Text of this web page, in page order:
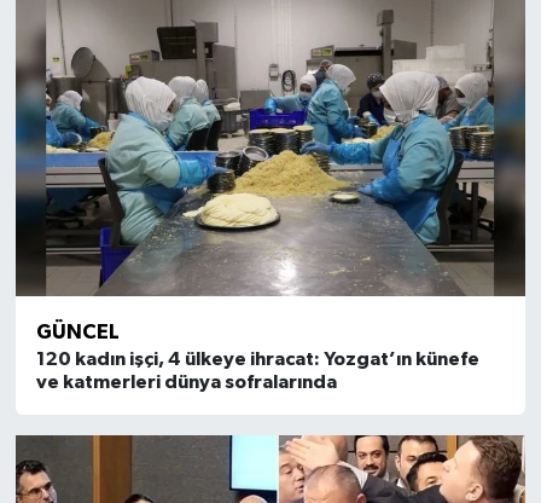
GÜNCEL
120 kadın işçi, 4 ülkeye ihracat: Yozgat’ın künefe
ve katmerleri dünya sofralarında